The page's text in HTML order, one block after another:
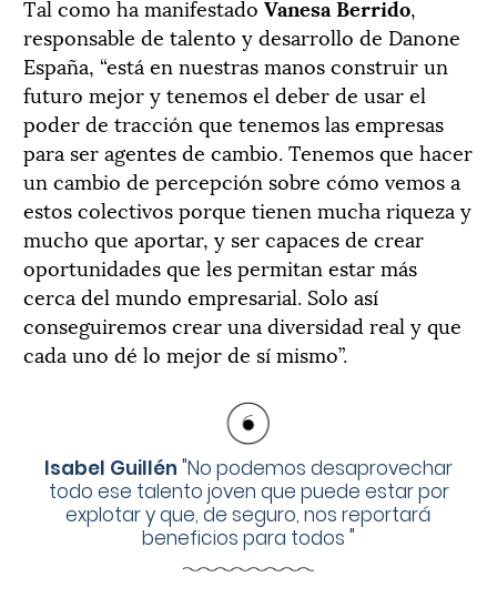
Tal como ha manifestado Vanesa Berrido,
responsable de talento y desarrollo de Danone
España, “está en nuestras manos construir un
futuro mejor y tenemos el deber de usar el
poder de tracción que tenemos las empresas
para ser agentes de cambio. Tenemos que hacer
un cambio de percepción sobre cómo vemos a
estos colectivos porque tienen mucha riqueza y
mucho que aportar, y ser capaces de crear
oportunidades que les permitan estar más
cerca del mundo empresarial. Solo así
conseguiremos crear una diversidad real y que
cada uno dé lo mejor de sí mismo”.
Isabel Guillén "No podemos desaprovechar
todo ese talento joven que puede estar por
explotar y que, de seguro, nos reportará
beneficios para todos "